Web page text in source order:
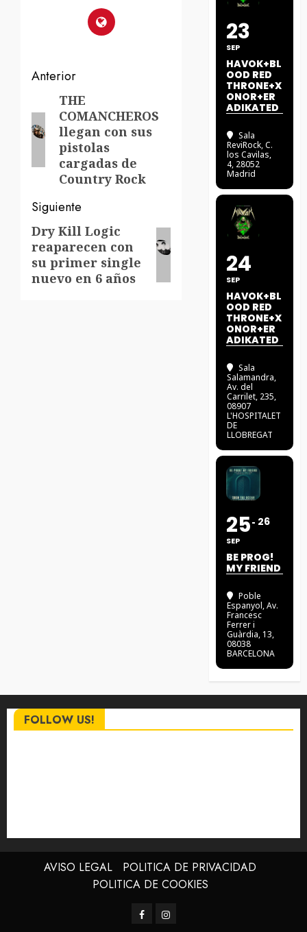
Navegación
de
entradas
Anterior
Entrada
anterior:
THE
COMANCHEROS
llegan con sus
pistolas
cargadas de
Country Rock
Siguiente
Siguiente
entrada:
Dry Kill Logic
reaparecen con
su primer single
nuevo en 6 años
23
SEP
HAVOK+BL
OOD RED
THRONE+X
ONOR+ER
ADIKATED
Sala
ReviRock, C.
los Cavilas,
4, 28052
Madrid
24
SEP
HAVOK+BL
OOD RED
THRONE+X
ONOR+ER
ADIKATED
Sala
Salamandra,
Av. del
Carrilet, 235,
08907
L'HOSPITALET
DE
LLOBREGAT
25
SEP
26
BE PROG!
MY FRIEND
Poble
Espanyol, Av.
Francesc
Ferrer i
Guàrdia, 13,
08038
BARCELONA
FOLLOW US!
AVISO LEGAL
POLITICA DE PRIVACIDAD
POLITICA DE COOKIES
FacebookInstagram